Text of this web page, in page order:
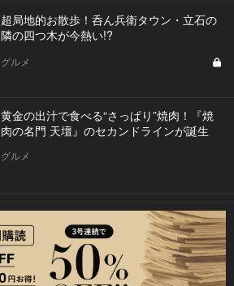
超局地的お散歩！呑ん兵衛タウン・立石の
隣の四つ木が今熱い!?
グルメ
黄金の出汁で食べる“さっぱり”焼肉！『焼
肉の名門 天壇』のセカンドラインが誕生
グルメ